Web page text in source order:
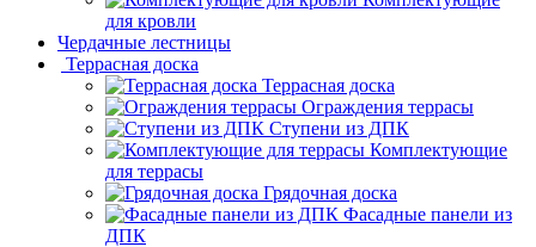
для кровли
Чердачные лестницы
Террасная доска
Террасная доска
Ограждения террасы
Ступени из ДПК
Комплектующие
для террасы
Грядочная доска
Фасадные панели из
ДПК